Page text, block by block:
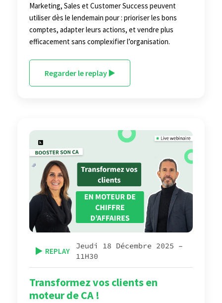
Marketing, Sales et Customer Success peuvent
utiliser dès le lendemain pour : prioriser les bons
comptes, adapter leurs actions, et vendre plus
efficacement sans complexifier l’organisation.
Regarder le replay ▶️
▶️ REPLAY
Jeudi 18 Décembre 2025 –
11H30
Transformez vos clients en
moteur de CA !